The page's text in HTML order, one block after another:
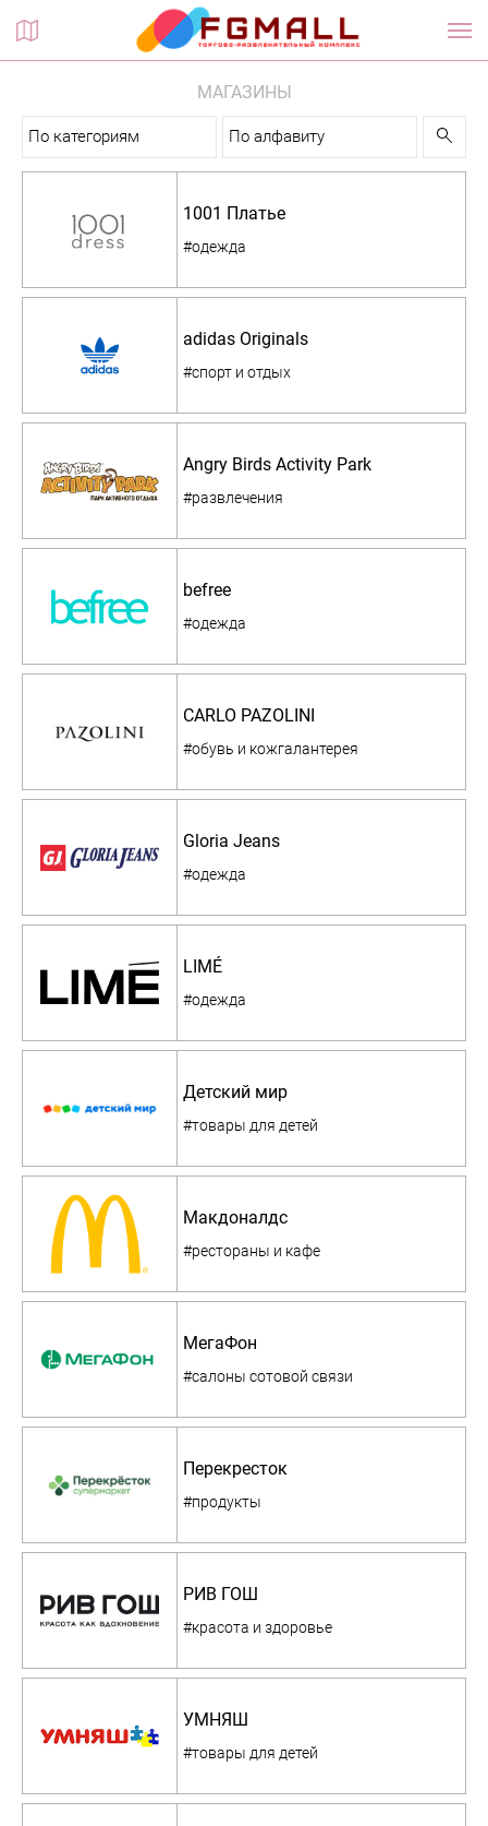
Планы этажей
МАГАЗИНЫ
По категориям По алфавиту
1001 Платье
#одежда
adidas Originals
#спорт и отдых
Angry Birds Activity Park
#развлечения
befree
#одежда
CARLO PAZOLINI
#обувь и кожгалантерея
Gloria Jeans
#одежда
LIMÉ
#одежда
Детский мир
#товары для детей
Макдоналдс
#рестораны и кафе
МегаФон
#салоны сотовой связи
Перекресток
#продукты
РИВ ГОШ
#красота и здоровье
УМНЯШ
#товары для детей